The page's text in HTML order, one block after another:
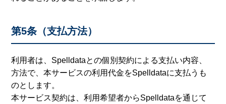
第5条（支払方法）
利用者は、Spelldataとの個別契約による支払い内容、
方法で、本サービスの利用代金をSpelldataに支払うも
のとします。
本サービス契約は、利用希望者からSpelldataを通じて